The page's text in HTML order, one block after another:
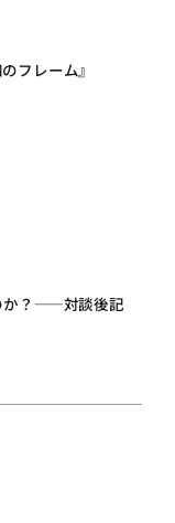
フレーム』
か？――対談後記